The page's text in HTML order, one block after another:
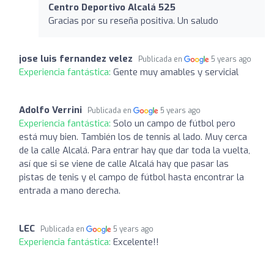
Centro Deportivo Alcalá 525
Gracias por su reseña positiva. Un saludo
jose luis fernandez velez Publicada en 5 years ago
Experiencia fantástica: Gente muy amables y servicial
Adolfo Verrini Publicada en 5 years ago
Experiencia fantástica: Solo un campo de fútbol pero
está muy bien. También los de tennis al lado. Muy cerca
de la calle Alcalá. Para entrar hay que dar toda la vuelta,
así que si se viene de calle Alcalá hay que pasar las
pistas de tenis y el campo de fútbol hasta encontrar la
entrada a mano derecha.
LEC Publicada en 5 years ago
Experiencia fantástica: Excelente!!